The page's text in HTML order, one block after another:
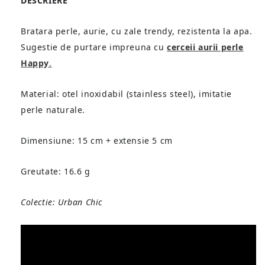
Bratara perle, aurie, cu zale trendy, rezistenta la apa.
Sugestie de purtare impreuna cucerceii aurii perle
Happy.
Material: otel inoxidabil (stainless steel), imitatie
perle naturale.
Dimensiune: 15 cm + extensie 5 cm
Greutate: 16.6 g
Colectie: Urban Chic